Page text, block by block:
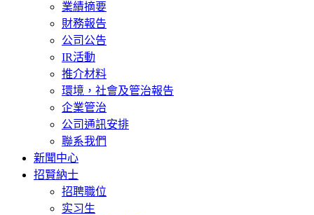
業績摘要
財務報告
公司公告
IR活動
推介材料
環境，社會及管治報告
企業管治
公司通訊安排
聯系我們
新聞中心
招賢納士
招聘職位
实习生